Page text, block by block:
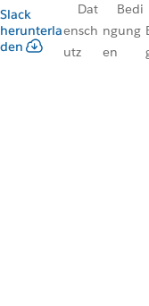
Slack
herunterla
den
Dat
ensch
utz
Bedi
ngung
en